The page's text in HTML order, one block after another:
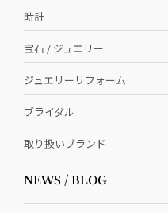
時計
宝石 / ジュエリー
ジュエリーリフォーム
ブライダル
取り扱いブランド
NEWS / BLOG